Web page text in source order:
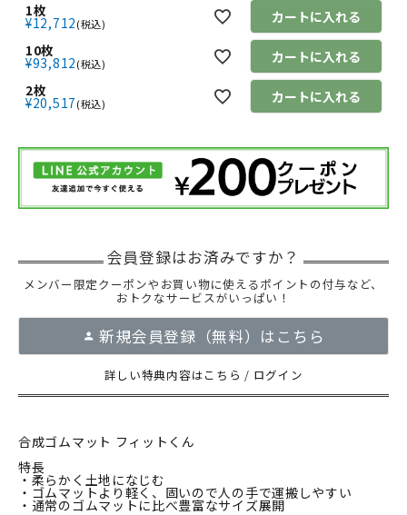
1枚
¥12,712 税込
カートに入れる
10枚
¥93,812 税込
カートに入れる
2枚
¥20,517 税込 カートに入れる
メンバー限定クーポンやお買い物に使えるポイントの付与など、
おトクなサービスがいっぱい！
新規会員登録（無料）はこちら
詳しい特典内容はこちら / ログイン
合成ゴムマット フィットくん
特長
・柔らかく土地になじむ
・ゴムマットより軽く、固いので人の手で運搬しやすい
・通常のゴムマットに比べ豊富なサイズ展開